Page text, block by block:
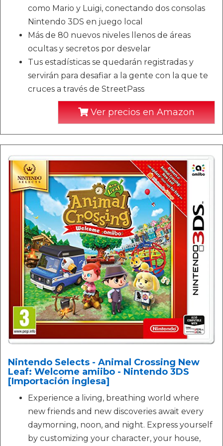
como Mario y Luigi, conectando dos consolas
Nintendo 3DS en juego local
Más de 80 nuevos niveles llenos de áreas
ocultas y secretos por desvelar
Tus estadísticas se quedarán registradas y
servirán para desafiar a la gente con la que te
cruces a través de StreetPass
Ver precios en Amazon
Nintendo Selects - Animal Crossing New
Leaf: Welcome amiibo - Nintendo 3DS
[Importación inglesa]
Experience a living, breathing world where
new friends and new discoveries await every
daymorning, noon, and night. Express yourself
by customizing your character, your house,